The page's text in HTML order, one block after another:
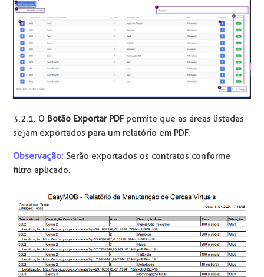
3.2.1. O Botão Exportar PDFpermite que as áreas listadas
sejam exportados para um relatório em PDF.
Observação: Serão exportados os contratos conforme
filtro aplicado.